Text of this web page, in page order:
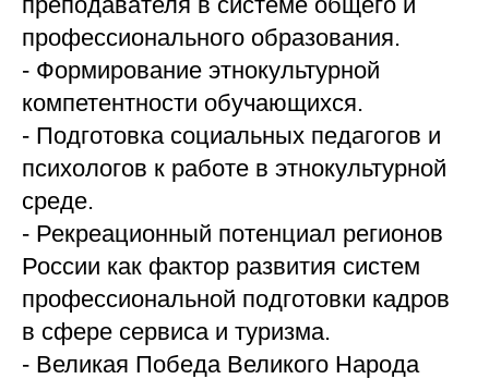
профессионального образования.
- Формирование этнокультурной
компетентности обучающихся.
- Подготовка социальных педагогов и
психологов к работе в этнокультурной
среде.
- Рекреационный потенциал регионов
России как фактор развития систем
профессиональной подготовки кадров
в сфере сервиса и туризма.
- Великая Победа Великого Народа